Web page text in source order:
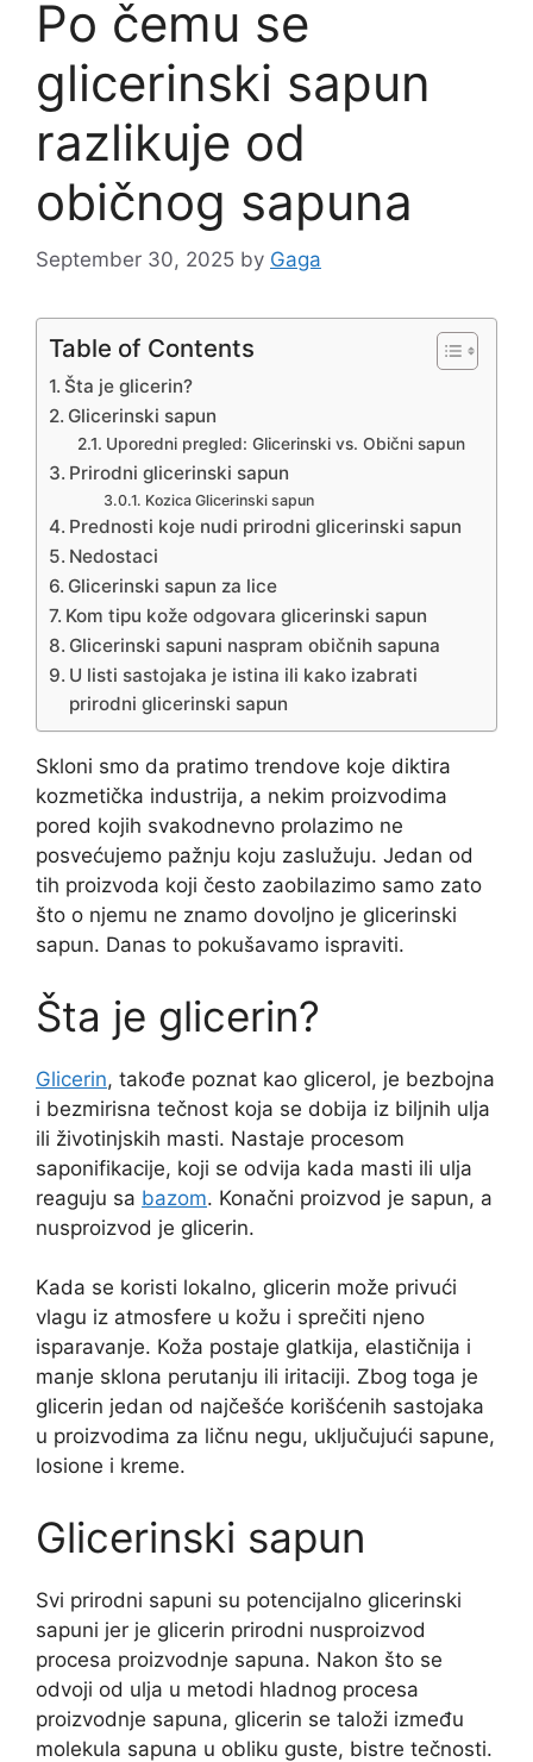
Po čemu se
glicerinski sapun
razlikuje od
običnog sapuna
September 30, 2025 by Gaga
Table of Contents
Šta je glicerin?
Glicerinski sapun
Uporedni pregled: Glicerinski vs. Obični sapun
Prirodni glicerinski sapun
Kozica Glicerinski sapun
Prednosti koje nudi prirodni glicerinski sapun
Nedostaci
Glicerinski sapun za lice
Kom tipu kože odgovara glicerinski sapun
Glicerinski sapuni naspram običnih sapuna
U listi sastojaka je istina ili kako izabrati
prirodni glicerinski sapun
Skloni smo da pratimo trendove koje diktira
kozmetička industrija, a nekim proizvodima
pored kojih svakodnevno prolazimo ne
posvećujemo pažnju koju zaslužuju. Jedan od
tih proizvoda koji često zaobilazimo samo zato
što o njemu ne znamo dovoljno je glicerinski
sapun. Danas to pokušavamo ispraviti.
Šta je glicerin?
Glicerin, takođe poznat kao glicerol, je bezbojna
i bezmirisna tečnost koja se dobija iz biljnih ulja
ili životinjskih masti. Nastaje procesom
saponifikacije, koji se odvija kada masti ili ulja
reaguju sa bazom. Konačni proizvod je sapun, a
nusproizvod je glicerin.
Kada se koristi lokalno, glicerin može privući
vlagu iz atmosfere u kožu i sprečiti njeno
isparavanje. Koža postaje glatkija, elastičnija i
manje sklona perutanju ili iritaciji. Zbog toga je
glicerin jedan od najčešće korišćenih sastojaka
u proizvodima za ličnu negu, uključujući sapune,
losione i kreme.
Glicerinski sapun
Svi prirodni sapuni su potencijalno glicerinski
sapuni jer je glicerin prirodni nusproizvod
procesa proizvodnje sapuna. Nakon što se
odvoji od ulja u metodi hladnog procesa
proizvodnje sapuna, glicerin se taloži između
molekula sapuna u obliku guste, bistre tečnosti.